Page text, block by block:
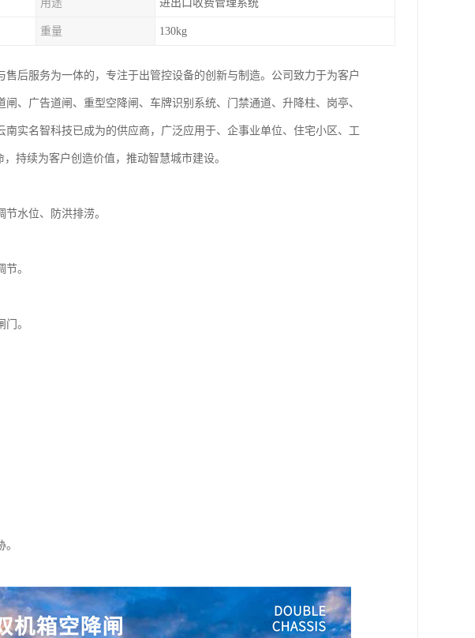
用途 进出口收费管理系统
重量 130kg
后服务为一体的，专注于出管控设备的创新与制造。公司致力于为客户
、广告道闸、重型空降闸、车牌识别系统、门禁通道、升降柱、岗亭、
实名智科技已成为的供应商，广泛应用于、企事业单位、住宅小区、工
持续为客户创造价值，推动智慧城市建设。
水位、防洪排涝。
。
。